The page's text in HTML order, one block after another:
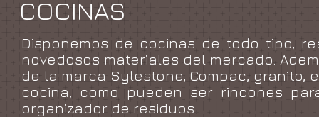
COCINAS
Disponemos de cocinas de todo tipo,
novedosos materiales del mercado.
de la marca Sylestone, Compac, granito,
cocina, como pueden ser rincones
organizador de residuos.